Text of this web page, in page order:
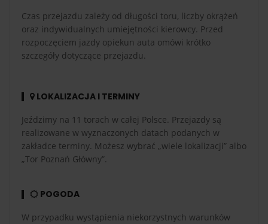
Czas przejazdu zależy od długości toru, liczby okrążeń
oraz indywidualnych umiejętności kierowcy. Przed
rozpoczęciem jazdy opiekun auta omówi krótko
szczegóły dotyczące przejazdu.
LOKALIZACJA I TERMINY
Jeździmy na 11 torach w całej Polsce. Przejazdy są
realizowane w wyznaczonych datach podanych w
zakładce terminy. Możesz wybrać „wiele lokalizacji” albo
„Tor Poznań Główny”.
POGODA
W przypadku wystąpienia niekorzystnych warunków